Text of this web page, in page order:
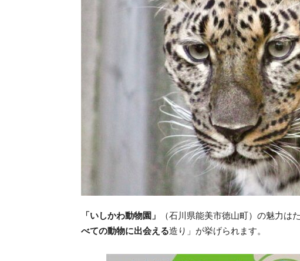
「いしかわ動物園」 （石川県能美市徳山町）の魅力は
べての動物に出会える造り」が挙げられます。